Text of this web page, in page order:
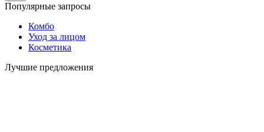
Популярные запросы
Комбо
Уход за лицом
Косметика
Лучшие предложения